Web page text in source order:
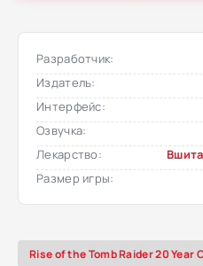
Разработчик:
Издатель:
Интерфейс:
Озвучка:
Лекарство:
Размер игры:
Rise of the Tomb Raider 20 Year